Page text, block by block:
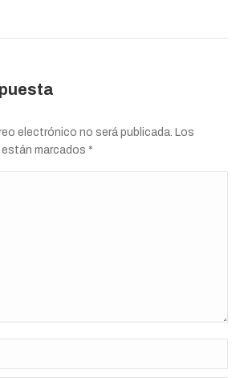
electrónico no será publicada. Los
marcados *